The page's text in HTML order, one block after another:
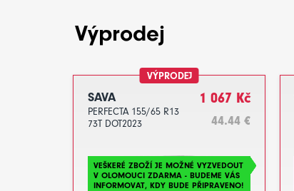
Výprodej
VÝPRODEJ
SAVA
PERFECTA 155/65 R13
73T DOT2023
1 067 Kč
44.44 €
VEŠKERÉ ZBOŽÍ JE MOŽNÉ VYZVEDOUT
V OLOMOUCI ZDARMA - BUDEME VÁS
INFORMOVAT, KDY BUDE PŘIPRAVENO!